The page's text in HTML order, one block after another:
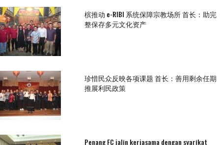
槟推动 e-RIBI 系统保障宗教场所 首长：助完
整保存多元文化资产
珍惜民众反映各项课题 首长：善用剩余任期
推展利民政策
Penang FC jalin kerjasama dengan syarikat